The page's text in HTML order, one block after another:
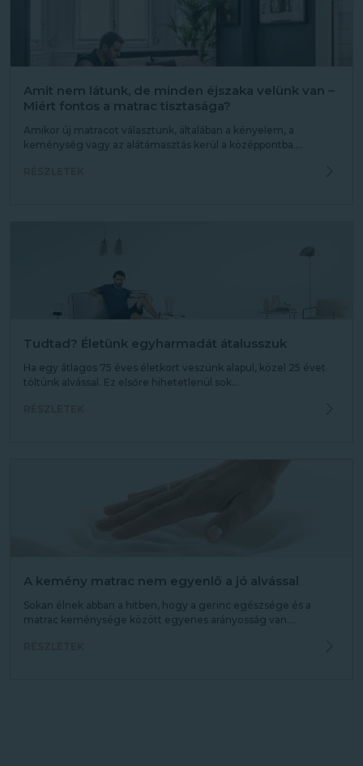
Amit nem látunk, de minden éjszaka velünk van –
Miért fontos a matrac tisztasága?
Amikor új matracot választunk, általában a kényelem, a
keménység vagy az alátámasztás kerül a középpontba....
Tudtad? Életünk egyharmadát átalusszuk
Ha egy átlagos 75 éves életkort veszünk alapul, közel 25 évet
töltünk alvással. Ez elsőre hihetetlenül sok...
A kemény matrac nem egyenlő a jó alvással
Sokan élnek abban a hitben, hogy a gerinc egészsége és a
matrac keménysége között egyenes arányosság van....